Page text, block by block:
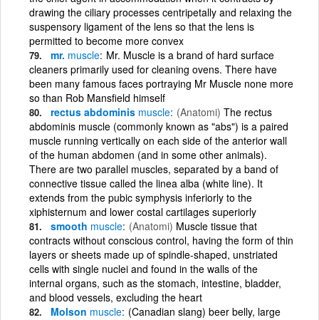
drawing the ciliary processes centripetally and relaxing the
suspensory ligament of the lens so that the lens is
permitted to become more convex
mr. muscle Mr. Muscle is a brand of hard surface
cleaners primarily used for cleaning ovens. There have
been many famous faces portraying Mr Muscle none more
so than Rob Mansfield himself
rectus abdominis muscle (Anatomi) The rectus
abdominis muscle (commonly known as "abs") is a paired
muscle running vertically on each side of the anterior wall
of the human abdomen (and in some other animals).
There are two parallel muscles, separated by a band of
connective tissue called the linea alba (white line). It
extends from the pubic symphysis inferiorly to the
xiphisternum and lower costal cartilages superiorly
smooth muscle (Anatomi) Muscle tissue that
contracts without conscious control, having the form of thin
layers or sheets made up of spindle-shaped, unstriated
cells with single nuclei and found in the walls of the
internal organs, such as the stomach, intestine, bladder,
and blood vessels, excluding the heart
Molson muscle (Canadian slang) beer belly, large